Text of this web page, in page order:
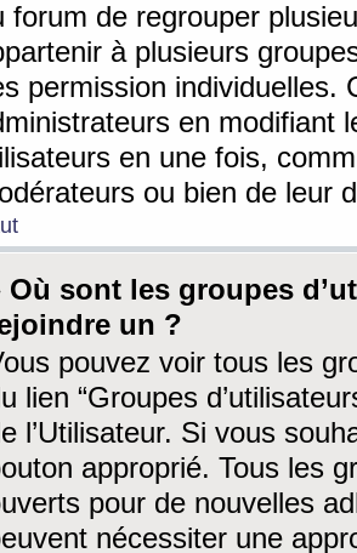
forum de regrouper
à plusieurs
permission individuelles.
en modifiant
en une fois,
ou bien de leur
Où sont les groupes
un ?
pouvez voir tous les
lien “Groupes
l’Utilisateur. Si vous
approprié. Tous les
pour de nouvelles
nécessiter une